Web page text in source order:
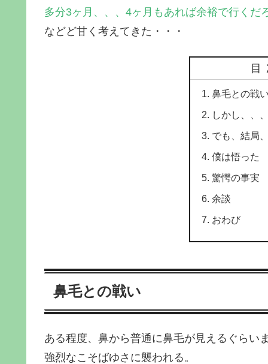
多分3ヶ月、、、4ヶ月もあれば余裕で行くだ
などど甘く考えてきた・・・
目
鼻毛との戦い
しかし、、
でも、結局、
僕は悟った
驚愕の事実
余談
おわび
鼻毛との戦い
ある程度、鼻から普通に鼻毛が見えるぐらい
強烈なこそばゆさに襲われる。